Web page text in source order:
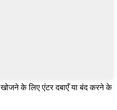
खोजने के लिए एंटर दबाएँ या बंद करने के